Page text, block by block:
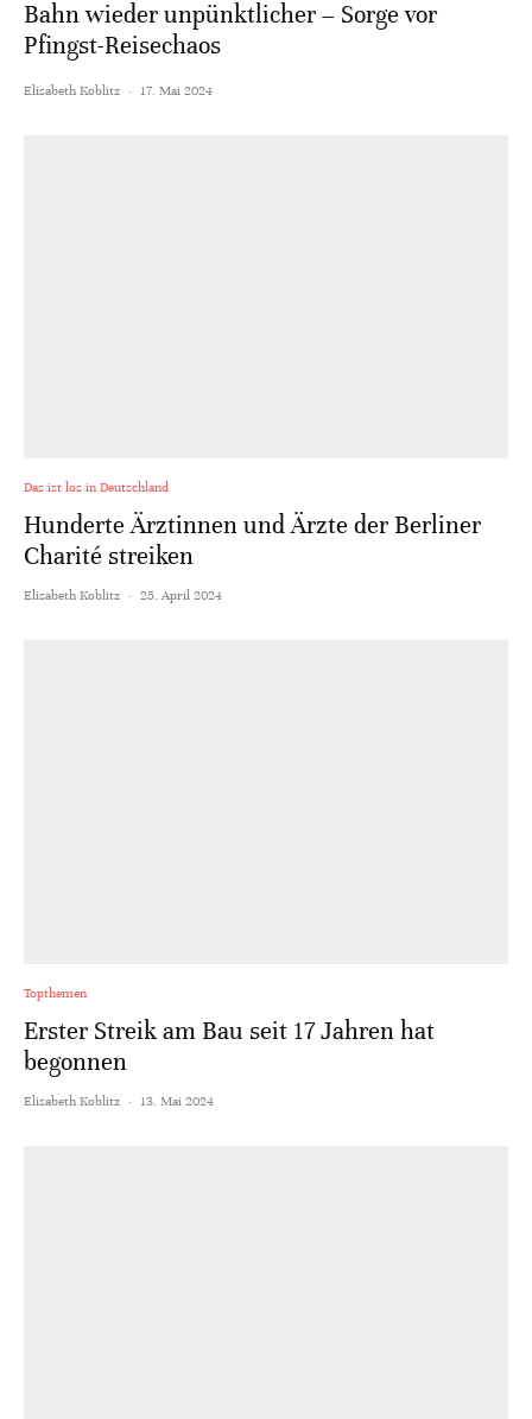
Bahn wieder unpünktlicher – Sorge vor
Pfingst-Reisechaos
Elisabeth Koblitz · 17. Mai 2024
Das ist los in Deutschland
Hunderte Ärztinnen und Ärzte der Berliner
Charité streiken
Elisabeth Koblitz · 25. April 2024
Topthemen
Erster Streik am Bau seit 17 Jahren hat
begonnen
Elisabeth Koblitz · 13. Mai 2024